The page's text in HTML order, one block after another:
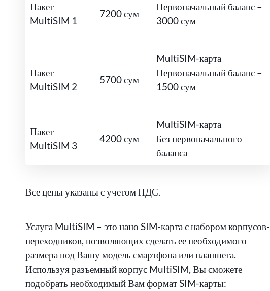
Пакет
MultiSIM 1
7200 сум
Первоначальный баланс –
3000 сум
Пакет
MultiSIM 2
5700 сум
MultiSIM-карта
Первоначальный баланс –
1500 сум
Пакет
MultiSIM 3
4200 сум
MultiSIM-карта
Без первоначального
баланса
Все цены указаны с учетом НДС.
Услуга MultiSIM – это нано SIM-карта с набором корпусов-
переходников, позволяющих сделать ее необходимого
размера под Вашу модель смартфона или планшета.
Используя разъемный корпус MultiSIM, Вы сможете
подобрать необходимый Вам формат SIM-карты: